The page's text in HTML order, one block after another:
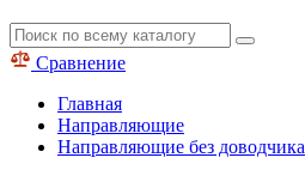
Сравнение
Главная
Направляющие
Направляющие без доводчика